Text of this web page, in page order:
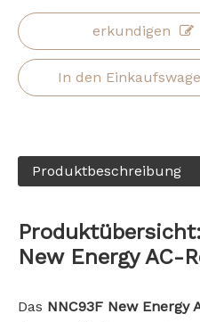
erkundigen
In den
Produktbeschreibung
New Energy AC-
Das NNC93F New Energy